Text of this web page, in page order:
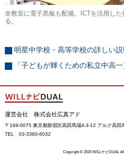
全教室に電子黒板も配備。ICTを活用し
る。
明星中学校・高等学校の詳しい
「子どもが輝くための私立中高
運営会社 株式会社広真アド
〒169-0075 東京都新宿区高田馬場4-3-12 アルク高田
TEL 03-3360-6032
Copyright © 2020 WILLナビDUAL